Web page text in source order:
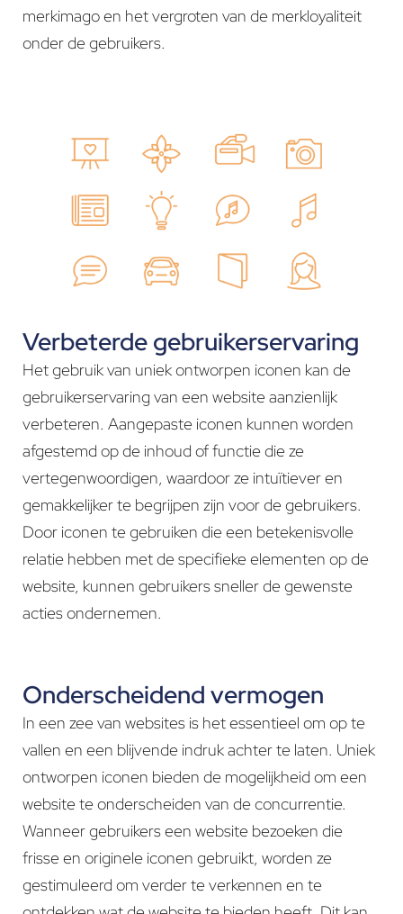
merkimago en het vergroten van de merkloyaliteit
onder de gebruikers.
Verbeterde gebruikerservaring
Het gebruik van uniek ontworpen iconen kan de
gebruikerservaring van een website aanzienlijk
verbeteren. Aangepaste iconen kunnen worden
afgestemd op de inhoud of functie die ze
vertegenwoordigen, waardoor ze intuïtiever en
gemakkelijker te begrijpen zijn voor de gebruikers.
Door iconen te gebruiken die een betekenisvolle
relatie hebben met de specifieke elementen op de
website, kunnen gebruikers sneller de gewenste
acties ondernemen.
Onderscheidend vermogen
In een zee van websites is het essentieel om op te
vallen en een blijvende indruk achter te laten. Uniek
ontworpen iconen bieden de mogelijkheid om een
website te onderscheiden van de concurrentie.
Wanneer gebruikers een website bezoeken die
frisse en originele iconen gebruikt, worden ze
gestimuleerd om verder te verkennen en te